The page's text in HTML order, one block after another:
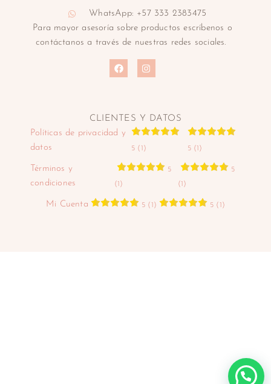
WhatsApp: +57 333 2383475
Para mayor asesoría sobre productos escríbenos o
contáctanos a través de nuestras redes sociales.
CLIENTES Y DATOS
Políticas de privacidad y
datos
5 (1) 5 (1)
Términos y
condiciones
5
(1)
5
(1)
Mi Cuenta 5 (1) 5 (1)